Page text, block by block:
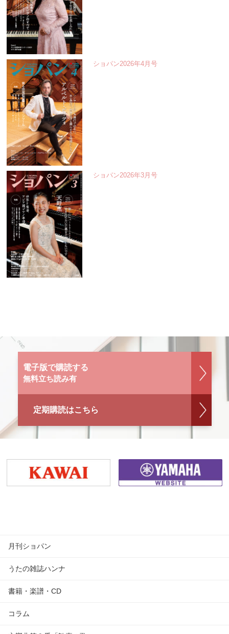
ショパン2026年4月号
ショパン2026年3月号
電子版で購読する
無料立ち読み有
定期購読はこちら
月刊ショパン
うたの雑誌ハンナ
書籍・楽譜・CD
コラム